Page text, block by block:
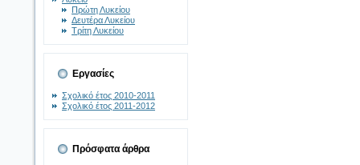
Πρώτη Λυκείου
Δευτέρα Λυκείου
Τρίτη Λυκείου
Εργασίες
Σχολικό έτος 2010-2011
Σχολικό έτος 2011-2012
Πρόσφατα άρθρα